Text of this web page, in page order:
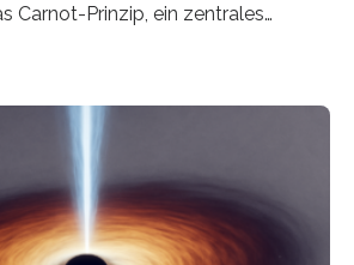
Carnot-Prinzip, ein zentrales
Atomen gilt, deren physikalische
Das
Science Advances veröffentlichte
10.1126/sciadv.adw8462)